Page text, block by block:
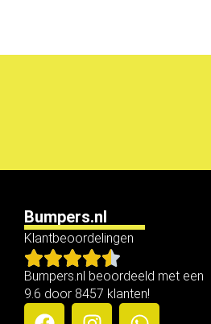
Bumpers.nl
Klantbeoordelingen
Bumpers.nl beoordeeld met een
9.6 door 8457 klanten!